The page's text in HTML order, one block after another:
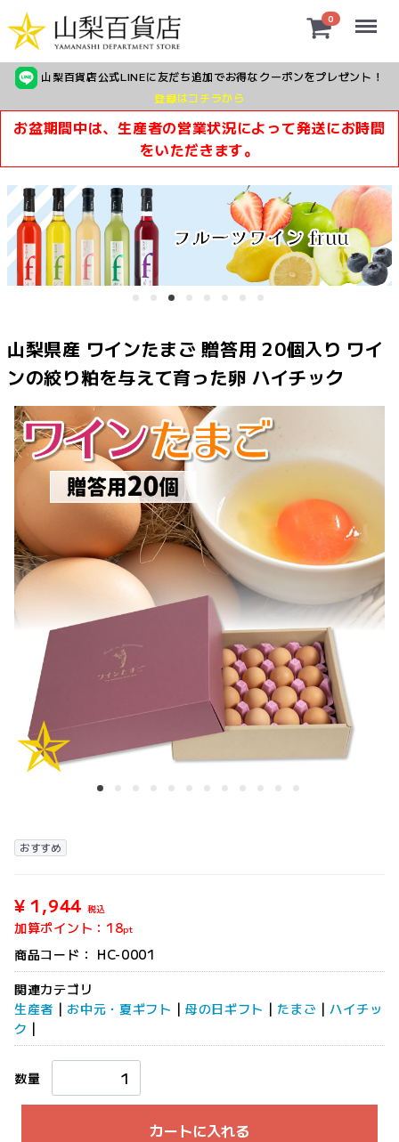
0 Menu
山梨百貨店公式LINEに友だち追加でお得なクーポンをプレゼント！
登録はコチラから
お盆期間中は、生産者の営業状況によって発送にお時間
をいただきます。
山梨県産 ワインたまご 贈答用 20個入り ワイ
ンの絞り粕を与えて育った卵 ハイチック
おすすめ
¥ 1,944 税込
加算ポイント： 18pt
商品コード： HC-0001
関連カテゴリ
生産者 |お中元・夏ギフト | 母の日ギフト | たまご | ハイチッ
ク |
数量
カートに入れる